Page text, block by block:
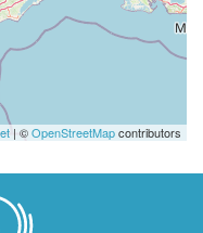
| ©OpenStreetMapcontributors